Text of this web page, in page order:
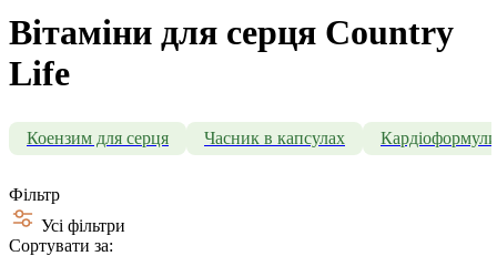
Вітаміни для серця Country
Life
Коензим для серця Часник в капсулах Кардіоформули
Фільтр
Усі фільтри
Сортувати за: